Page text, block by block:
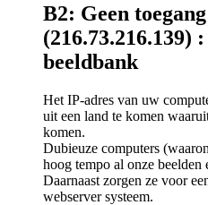
B2: Geen
(216.73.216.139)
beeldbank
Het IP-adres van uw
uit een land te komen
komen.
Dubieuze computers
hoog tempo al onze beelden
Daarnaast zorgen ze voor
webserver systeem.